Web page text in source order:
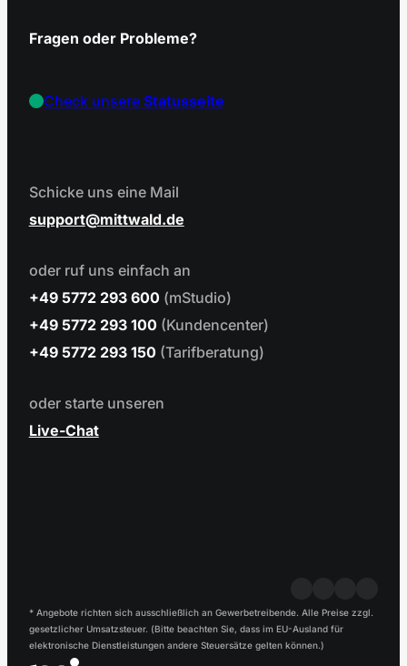
Fragen oder Probleme?
Check unsereStatusseite
Schicke uns eine Mail
support
mittwald.de
oder ruf uns einfach an
+49 5772 293 600 (mStudio)
+49 5772 293 100 (Kundencenter)
+49 5772 293 150 (Tarifberatung)
oder starte unseren
Live-Chat
* Angebote richten sich ausschließlich an Gewerbetreibende. Alle Preise zzgl.
gesetzlicher Umsatzsteuer. (Bitte beachten Sie, dass im EU-Ausland für
elektronische Dienstleistungen andere Steuersätze gelten können.)